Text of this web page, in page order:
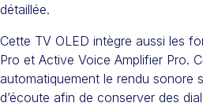
détaillée.
Cette TV OLED intègre aussi les
Pro et Active Voice Amplifier Pro.
automatiquement le rendu sonore
d’écoute afin de conserver des